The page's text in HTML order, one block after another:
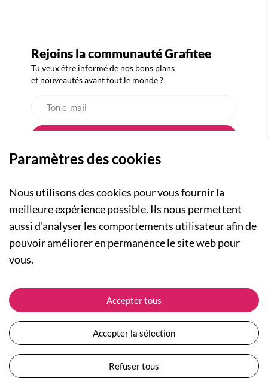
Rejoins la communauté Grafitee
Tu veux être informé de nos bons plans
et nouveautés avant tout le monde ?
A PROPOS
Qui sommes-nous ?
Actualités
Nos engagements
Plan du site
Devenir revendeur
Collection Femme
Collection Enfants
Les Totebags
Nos différents thèmes
ASSISTANCE
Suivre ma commande
Expédition et livraison
Retour et remboursement
Moyens de paiement
Questions / Réponses
Conditions générales de vente
Paramètres des cookies
Nous utilisons des cookies pour vous fournir la
meilleure expérience possible. Ils nous permettent
aussi d'analyser les comportements utilisateur afin de
pouvoir améliorer en permanence le site web pour
vous.
Accepter tous
Accepter la sélection
Refuser tous